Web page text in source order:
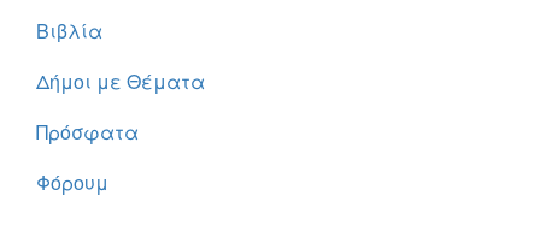
Βιβλία
Δήμοι με Θέματα
Πρόσφατα
Φόρουμ